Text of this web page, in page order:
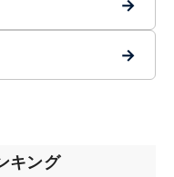
→
→
キング